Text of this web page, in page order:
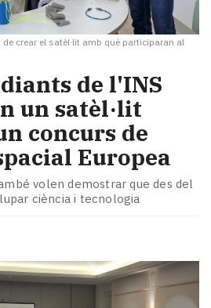
crear el satèl·lit amb què participaran al
de l'INS
un satèl·lit
concurs de
Europea
volen demostrar que des del
ciència i tecnologia